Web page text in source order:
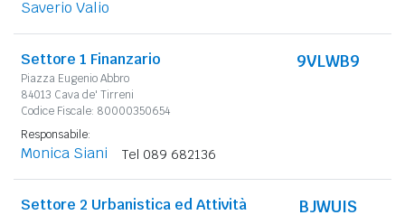
Saverio Valio
Settore 1 Finanzario
Piazza Eugenio Abbro
84013 Cava de' Tirreni
Codice Fiscale: 80000350654
9VLWB9
Responsabile:
Monica Siani Tel 089 682136
Settore 2 Urbanistica ed Attività
BJWUIS